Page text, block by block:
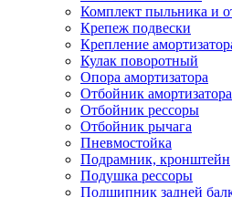
Комплект пыльника и
Крепеж подвески
Крепление
Кулак поворотный
Опора амортизатора
Отбойник амортизатора
Отбойник рессоры
Отбойник рычага
Пневмостойка
Подрамник, кронштейн
Подушка рессоры
Подшипник задней